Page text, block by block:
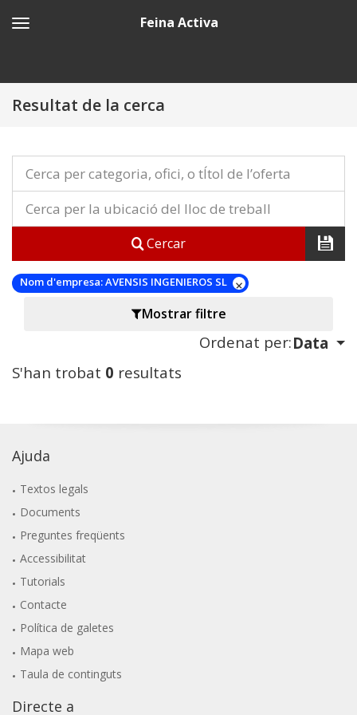
Feina Activa
Resultat de la cerca
Cercar
Nom d'empresa:AVENSIS INGENIEROS SL
Mostrar filtre
Ordenat per:Data
S'han trobat 0 resultats
Ajuda
Textos legals
Documents
Preguntes freqüents
Accessibilitat
Tutorials
Contacte
Política de galetes
Mapa web
Taula de continguts
Directe a